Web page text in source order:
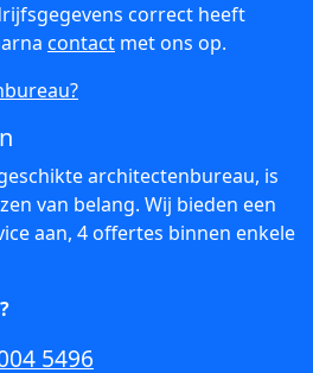
correct heeft
contact met ons op.
architectenbureau, is
van belang. Wij bieden een
aan, 4 offertes binnen enkele
5496